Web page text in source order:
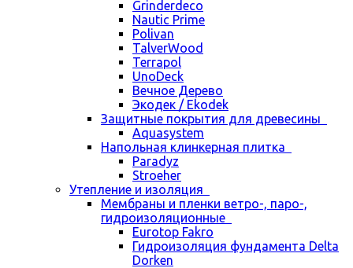
Grinderdeco
Nautic Prime
Polivan
TalverWood
Terrapol
UnoDeck
Вечное Дерево
Экодек / Ekodek
Защитные покрытия для древесины
Aquasystem
Напольная клинкерная плитка
Paradyz
Stroeher
Утепление и изоляция
Мембраны и пленки ветро-, паро-,
гидроизоляционные
Eurotop Fakro
Гидроизоляция фундамента Delta
Dorken